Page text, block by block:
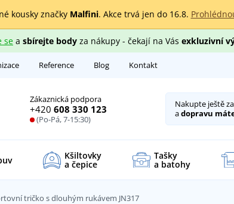
kousky značky Malfini. Akce trvá jen do 16.8.
sea sbírejte bodyza nákupy - čekají na Vás exkluzivní
Reference Blog Kontakt
Zákaznická podpora
+420 608 330 123
(Po-Pá, 7-15:30)
Nakupte ještě za
adopravu
Kšiltovky
a čepice
Tašky
a batohy
tričko s dlouhým rukávem JN317